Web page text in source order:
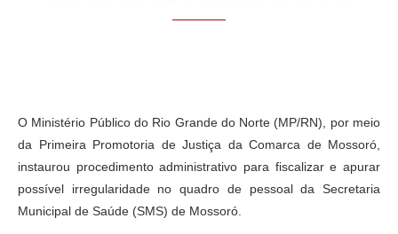
O Ministério Público do Rio Grande do Norte (MP/RN), por meio
da Primeira Promotoria de Justiça da Comarca de Mossoró,
instaurou procedimento administrativo para fiscalizar e apurar
possível irregularidade no quadro de pessoal da Secretaria
Municipal de Saúde (SMS) de Mossoró.